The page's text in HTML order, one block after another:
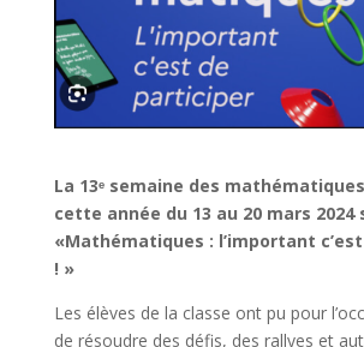
La 13ᵉ semaine des
cette année du 13 au 20 mars 2024
«Mathématiques : l’important
! »
Les élèves de la classe ont pu pour
de résoudre des défis, des rallyes et